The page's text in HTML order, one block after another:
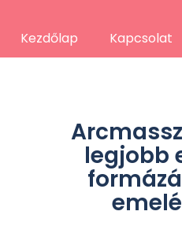
Kezdőlap Kapcsolat
legjobb